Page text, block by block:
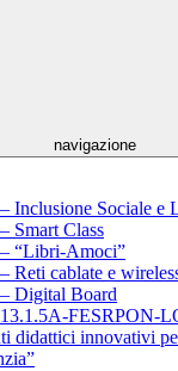
navigazione
Inclusione Sociale e
Smart Class
“Libri-Amoci”
Reti cablate e
Digital Board
FESRPON-
didattici innovativi